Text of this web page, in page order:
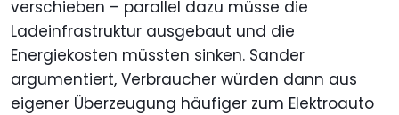
verschieben – parallel dazu müsse die
Ladeinfrastruktur ausgebaut und die
Energiekosten müssten sinken. Sander
argumentiert, Verbraucher würden dann aus
eigener Überzeugung häufiger zum Elektroauto